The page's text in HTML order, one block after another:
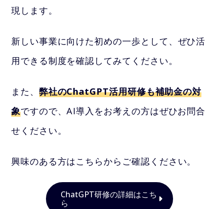
現します。
新しい事業に向けた初めの一歩として、ぜひ活
用できる制度を確認してみてください。
また、 弊社のChatGPT活用研修も補助金の対
象ですので、AI導入をお考えの方はぜひお問合
せください。
興味のある方はこちらからご確認ください。
ChatGPT研修の詳細はこち
ら